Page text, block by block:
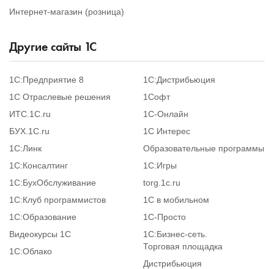
Интернет-магазин (розница)
Другие сайты 1С
1С:Предприятие 8
1С Отраслевые решения
ИТС.1C.ru
БУХ.1С.ru
1С:Линк
1С:Консалтинг
1С:БухОбслуживание
1С:Клуб программистов
1С:Образование
Видеокурсы 1С
1С:Облако
1С:Дистрибьюция
1Софт
1С-Онлайн
1С Интерес
Образовательные программы
1С:Игры
torg.1c.ru
1С в мобильном
1C-Просто
1С:Бизнес-сеть.
Торговая площадка
Дистрибьюция